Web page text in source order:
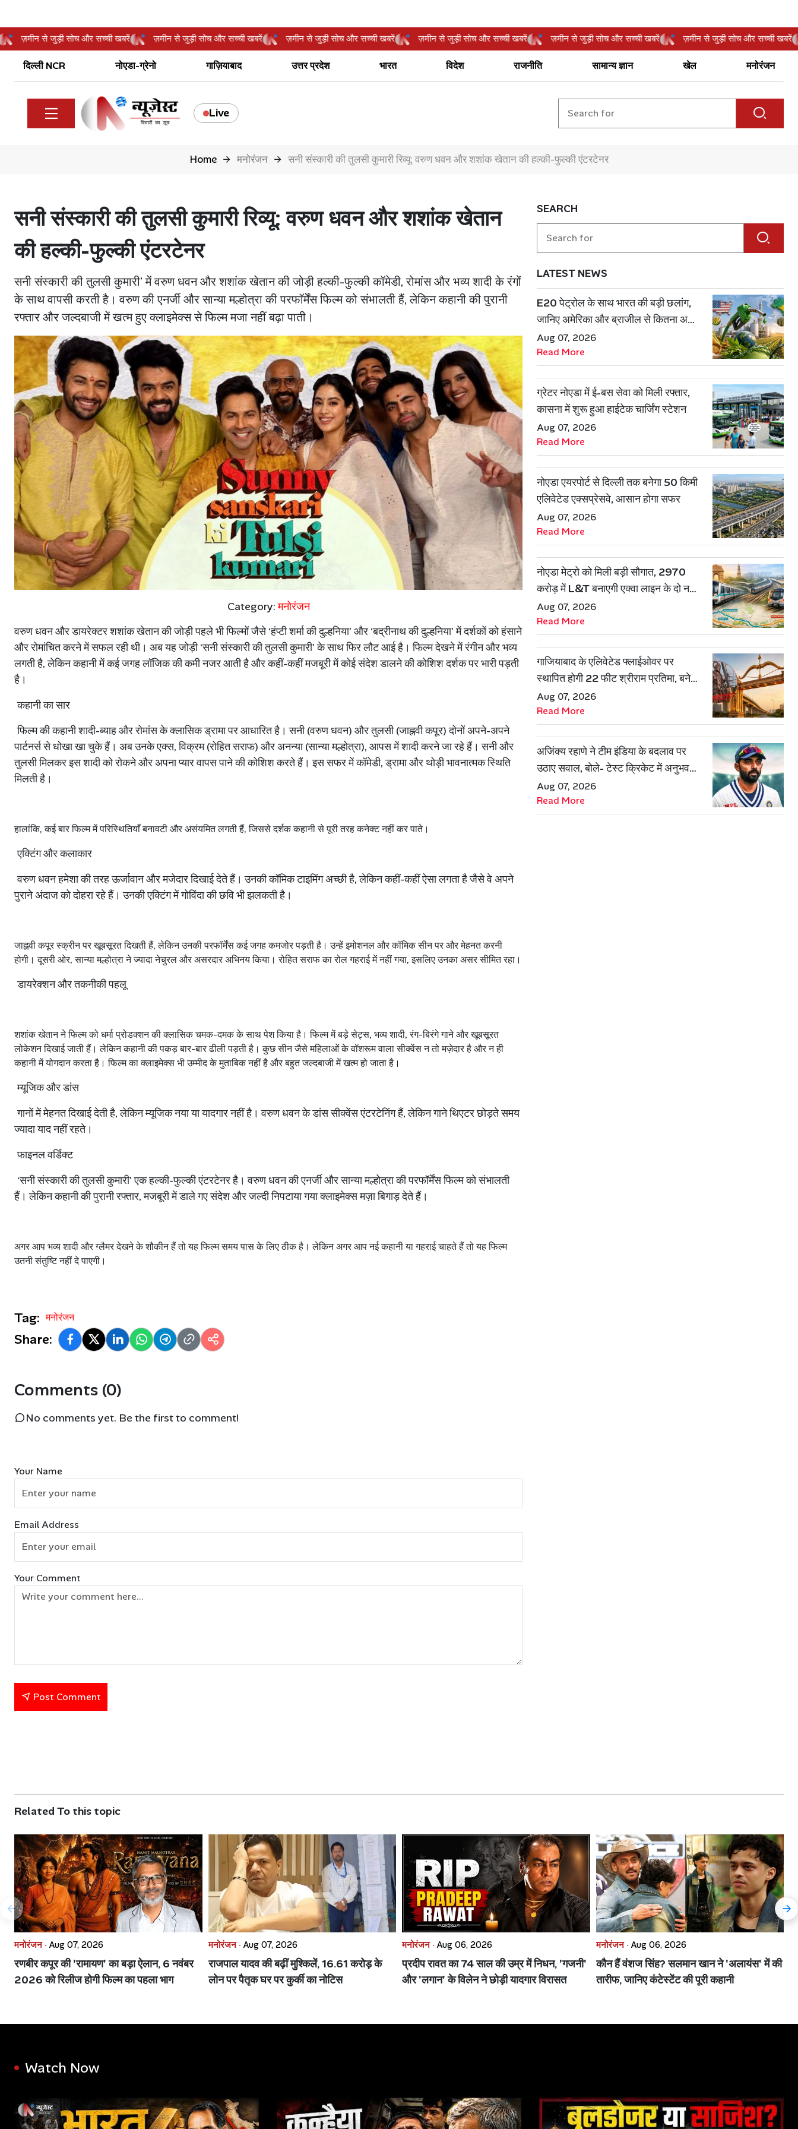
ज़मीन से जुड़ी सोच और सच्ची खबरें ज़मीन से जुड़ी सोच और सच्ची खबरें ज़मीन से जुड़ी सोच और सच्ची खबरें ज़मीन से जुड़ी सोच और सच्ची खबरें ज़मीन से जुड़ी सोच और सच्ची खबरें ज़मीन से जुड़ी सोच और सच्ची
दिल्ली NCR नोएडा-ग्रेनो गाज़ियाबाद उत्तर प्रदेश भारत विदेश राजनीति सामान्य ज्ञान खेल मनोरंजन
Live
Home मनोरंजन सनी संस्कारी की तुलसी कुमारी रिव्यू: वरुण धवन और शशांक खेतान की हल्की-फुल्की एंटरटेनर
सनी संस्कारी की तुलसी कुमारी रिव्यू: वरुण धवन और शशांक खेतान
की हल्की-फुल्की एंटरटेनर
सनी संस्कारी की तुलसी कुमारी’ में वरुण धवन और शशांक खेतान की जोड़ी हल्की-फुल्की कॉमेडी, रोमांस और भव्य शादी के रंगों
के साथ वापसी करती है। वरुण की एनर्जी और सान्या मल्होत्रा की परफॉर्मेंस फिल्म को संभालती हैं, लेकिन कहानी की पुरानी
रफ्तार और जल्दबाजी में खत्म हुए क्लाइमेक्स से फिल्म मजा नहीं बढ़ा पाती।
Category:मनोरंजन
वरुणधवनऔरडायरेक्टरशशांकखेतानकीजोड़ीपहलेभीफिल्मोंजैसे‘हंप्टीशर्माकीदुल्हनिया’ और ‘बद्रीनाथकीदुल्हनिया’मेंदर्शकोंकोहंसाने
औररोमांचितकरनेमेंसफलरहीथी। अबयहजोड़ी‘सनीसंस्कारीकीतुलसीकुमारी’केसाथफिरलौटआईहै। फिल्मदेखनेमेंरंगीनऔरभव्य
लगतीहै,लेकिनकहानीमेंकईजगहलॉजिककीकमीनजरआतीहैऔरकहीं-कहींमजबूरीमेंकोईसंदेशडालनेकीकोशिशदर्शकपरभारीपड़ती
है।
कहानीकासार
फिल्मकीकहानीशादी-ब्याहऔररोमांसकेक्लासिकड्रामापरआधारितहै। सनी(वरुणधवन) औरतुलसी(जाह्नवीकपूर)दोनोंअपने-अपने
पार्टनर्ससेधोखाखाचुकेहैं। अबउनकेएक्स,विक्रम(रोहितसराफ) औरअनन्या(सान्यामल्होत्रा), आपसमेंशादीकरनेजारहेहैं। सनीऔर
तुलसीमिलकरइसशादीकोरोकनेऔरअपनाप्यारवापसपानेकीकोशिशकरतेहैं। इससफरमेंकॉमेडी,ड्रामाऔरथोड़ीभावनात्मकस्थिति
मिलतीहै।
हालांकि,कईबारफिल्ममेंपरिस्थितियाँबनावटीऔरअसंयमितलगतीहैं,जिससेदर्शककहानीसेपूरीतरहकनेक्टनहींकरपाते।
एक्टिंगऔरकलाकार
वरुणधवनहमेशाकीतरहऊर्जावानऔरमजेदारदिखाईदेतेहैं। उनकीकॉमिकटाइमिंगअच्छीहै,लेकिनकहीं-कहींऐसालगताहैजैसेवेअपने
पुरानेअंदाजकोदोहरारहेहैं। उनकीएक्टिंगमेंगोविंदाकीछविभीझलकतीहै।
जाह्नवीकपूरस्क्रीनपरखूबसूरतदिखतीहैं,लेकिनउनकीपरफॉर्मेंसकईजगहकमजोरपड़तीहै। उन्हेंइमोशनलऔरकॉमिकसीनपरऔरमेहनतकरनी
होगी। दूसरीओर,सान्यामल्होत्रानेज्यादानेचुरलऔरअसरदारअभिनयकिया। रोहितसराफकारोलगहराईमेंनहींगया,इसलिएउनकाअसरसीमितरहा।
डायरेक्शनऔरतकनीकीपहलू
शशांकखेताननेफिल्मकोधर्माप्रोडक्शनकीक्लासिकचमक-दमककेसाथपेशकियाहै। फिल्ममेंबड़ेसेट्स, भव्यशादी,रंग-बिरंगेगानेऔरखूबसूरत
लोकेशनदिखाईजातीहैं। लेकिनकहानीकीपकड़बार-बारढीलीपड़तीहै। कुछसीनजैसेमहिलाओंकेवॉशरूमवालासीक्वेंसनतोमज़ेदारहैऔरनही
कहानीमेंयोगदानकरताहै। फिल्मकाक्लाइमेक्सभीउम्मीदकेमुताबिकनहींहैऔरबहुतजल्दबाजीमेंखत्महोजाताहै।
म्यूजिकऔरडांस
गानोंमेंमेहनतदिखाईदेतीहै,लेकिनम्यूजिकनयायायादगारनहींहै। वरुणधवनकेडांससीक्वेंसएंटरटेनिंगहैं,लेकिनगानेथिएटरछोड़तेसमय
ज्यादायादनहींरहते।
फाइनलवर्डिक्ट
‘सनीसंस्कारीकीतुलसीकुमारी’एकहल्की-फुल्कीएंटरटेनरहै। वरुणधवनकीएनर्जीऔरसान्यामल्होत्राकीपरफॉर्मेंसफिल्मकोसंभालती
हैं। लेकिनकहानीकीपुरानीरफ्तार,मजबूरीमेंडालेगएसंदेशऔरजल्दीनिपटायागयाक्लाइमेक्समज़ाबिगाड़देतेहैं।
अगरआपभव्यशादीऔरग्लैमरदेखनेकेशौकीनहैंतोयहफिल्मसमयपासकेलिएठीकहै। लेकिनअगरआपनईकहानीयागहराईचाहतेहैंतोयहफिल्म
उतनीसंतुष्टिनहींदेपाएगी।
Tag: मनोरंजन
Share:
Comments (0)
No comments yet. Be the first to comment!
Your Name
Email Address
Your Comment
Post Comment
SEARCH
LATEST NEWS
E20 पेट्रोल के साथ भारत की बड़ी छलांग,
जानिए अमेरिका और ब्राजील से कितना अलग
है एथेनॉल मॉडल
Aug 07, 2026
Read More
ग्रेटर नोएडा में ई-बस सेवा को मिली रफ्तार,
कासना में शुरू हुआ हाईटेक चार्जिंग स्टेशन
Aug 07, 2026
Read More
नोएडा एयरपोर्ट से दिल्ली तक बनेगा 50 किमी
एलिवेटेड एक्सप्रेसवे, आसान होगा सफर
Aug 07, 2026
Read More
नोएडा मेट्रो को मिली बड़ी सौगात, 2970
करोड़ में L&T बनाएगी एक्वा लाइन के दो नए
रूट
Aug 07, 2026
Read More
गाजियाबाद के एलिवेटेड फ्लाईओवर पर
स्थापित होगी 22 फीट श्रीराम प्रतिमा, बनेगी
शहर की नई पहचान
Aug 07, 2026
Read More
अजिंक्य रहाणे ने टीम इंडिया के बदलाव पर
उठाए सवाल, बोले- टेस्ट क्रिकेट में अनुभव
की जरूरत हमेशा रहेगी
Aug 07, 2026
Read More
Related To this topic
मनोरंजन · Aug 07, 2026
रणबीर कपूर की 'रामायण' का बड़ा ऐलान, 6 नवंबर
2026 को रिलीज होगी फिल्म का पहला भाग
मनोरंजन · Aug 07, 2026
राजपाल यादव की बढ़ीं मुश्किलें, 16.61 करोड़ के
लोन पर पैतृक घर पर कुर्की का नोटिस
मनोरंजन · Aug 06, 2026
प्रदीप रावत का 74 साल की उम्र में निधन, 'गजनी'
और 'लगान' के विलेन ने छोड़ी यादगार विरासत
मनोरंजन · Aug 06, 2026
कौन हैं वंशज सिंह? सलमान खान ने 'अलायंस' में की
तारीफ, जानिए कंटेस्टेंट की पूरी कहानी
Watch Now